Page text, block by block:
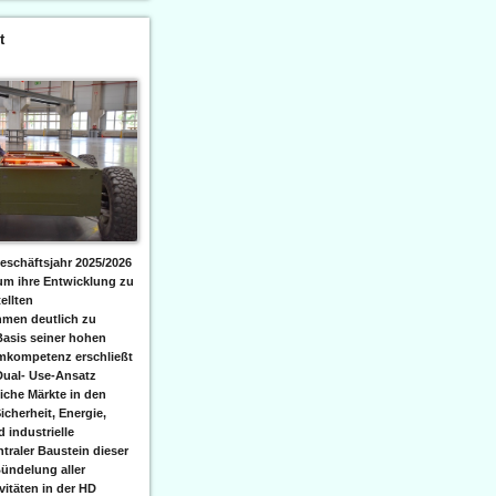
2025/2026
ihre Entwicklung zu
deutlich zu
seiner hohen
erschließt
Use-Ansatz
Märkte in den
Energie,
industrielle
Baustein dieser
aller
in der HD